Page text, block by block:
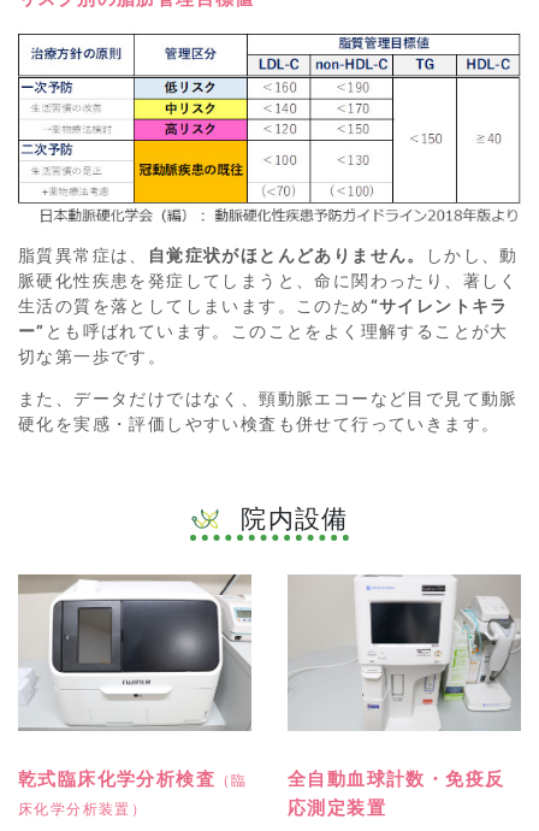
脂質異常症は、 自覚症状がほとんどありません。
しかし、動
脈硬化性疾患を発症してしまうと、命に関わったり、著しく
生活の質を落としてしまいます。このため“サイレントキラ
ー” とも呼ばれています。このことをよく理解することが大
切な第一歩です。
また、データだけではなく、頸動脈エコーなど目で見て動脈
硬化を実感・評価しやすい検査も併せて行っていきます。
院内設備
乾式臨床化学分析検査 （臨
床化学分析装置）
全自動血球計数・免疫反
応測定装置